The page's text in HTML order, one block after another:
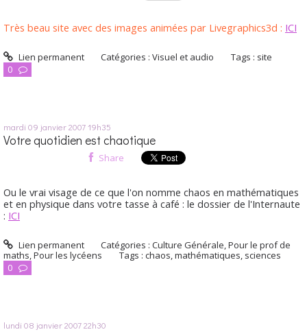
Très beau site avec des images animées par Livegraphics3d : ICI
Lien permanent Catégories :Visuel et audio Tags : site
0
mardi 09 janvier 200719h35
Votre quotidien est chaotique
Share
Ou le vrai visage de ce que l'on nomme chaos en mathématiques
et en physique dans votre tasse à café : le dossier de l'Internaute
: ICI
Lien permanent Catégories :Culture Générale,Pour le prof de
maths,Pour les lycéens Tags : chaos,mathématiques, sciences
0
lundi 08 janvier 200722h30